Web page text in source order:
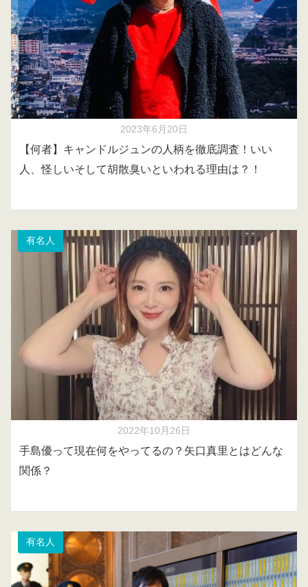
2023年6月20日
【何者】キャンドルジュンの人柄を徹底調査！いい
人、怪しいそして胡散臭いといわれる理由は？！
有名人
2022年10月26日
手島優って現在何をやってるの？矢口真里とはどんな
関係？
有名人